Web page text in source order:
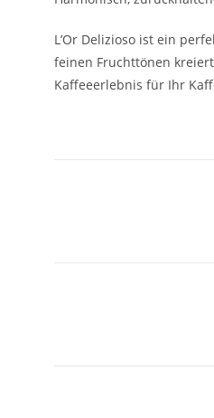
L’Or Delizioso ist ein
feinen Fruchttönen
Kaffeeerlebnis für Ihr